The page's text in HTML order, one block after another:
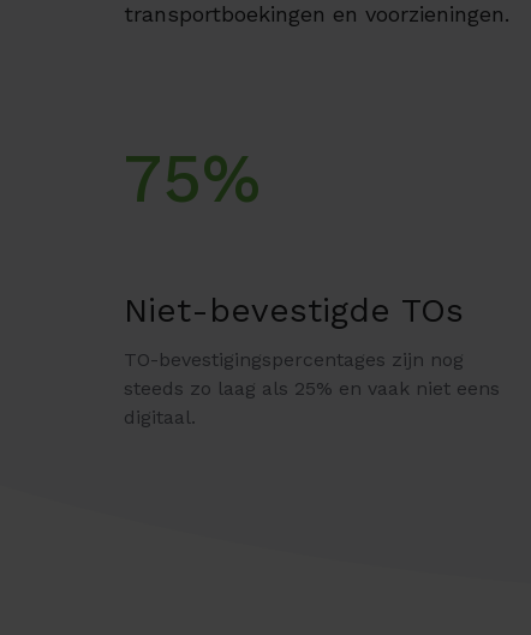
transportboekingen en voorzieningen.
75%
Niet-bevestigde TOs
TO-bevestigingspercentages zijn nog
steeds zo laag als 25% en vaak niet eens
digitaal.